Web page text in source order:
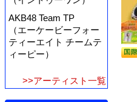
AKB48 Team TP
（エーケービーフォー
ティーエイト チームテ
ィーピー）
>>アーティスト一覧